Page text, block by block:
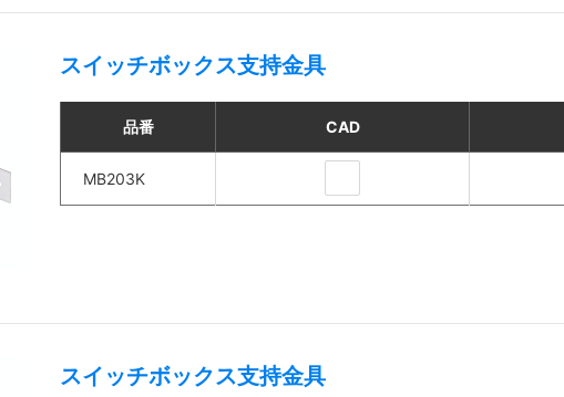
スイッチボックス支持金具
品番 CAD
MB203K
スイッチボックス支持金具